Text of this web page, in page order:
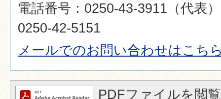
電話番号：0250-43-3911（代表
0250-42-5151
メールでのお問い合わせはこち
PDFファイルを閲